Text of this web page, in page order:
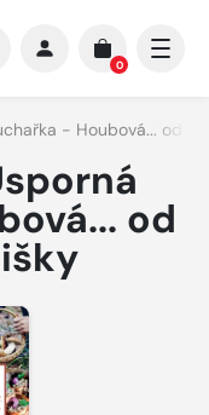
0
- Houbová... od
od